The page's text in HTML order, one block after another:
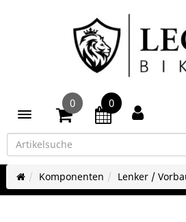
Toggle navigation
0 0
Komponenten Lenker /